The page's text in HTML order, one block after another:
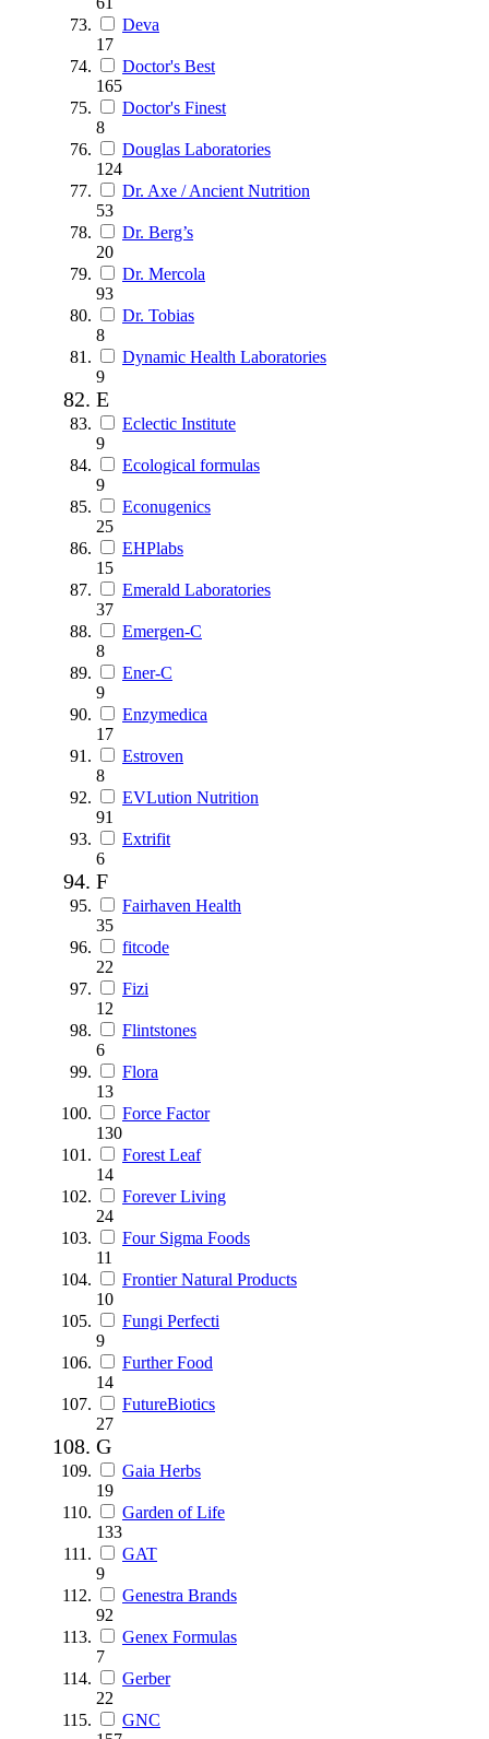
Deva
17
Doctor's Best
165
Doctor's Finest
8
Douglas Laboratories
124
Dr. Axe / Ancient Nutrition
53
Dr. Berg’s
20
Dr. Mercola
93
Dr. Tobias
8
Dynamic Health Laboratories
9
E
Eclectic Institute
9
Ecological formulas
9
Econugenics
25
EHPlabs
15
Emerald Laboratories
37
Emergen-C
8
Ener-C
9
Enzymedica
17
Estroven
8
EVLution Nutrition
91
Extrifit
6
F
Fairhaven Health
35
fitcode
22
Fizi
12
Flintstones
6
Flora
13
Force Factor
130
Forest Leaf
14
Forever Living
24
Four Sigma Foods
11
Frontier Natural Products
10
Fungi Perfecti
9
Further Food
14
FutureBiotics
27
G
Gaia Herbs
19
Garden of Life
133
GAT
9
Genestra Brands
92
Genex Formulas
7
Gerber
22
GNC